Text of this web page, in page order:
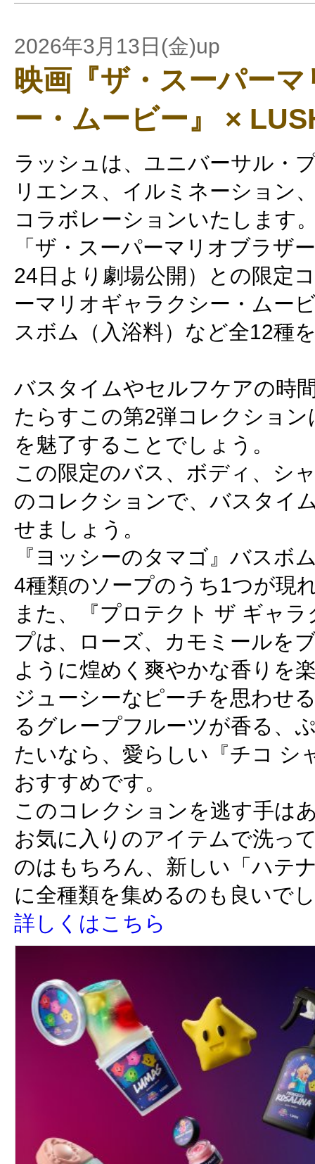
2026年3月13日(金)up
映画『ザ・スーパー
ー・ムービー』 ×
ラッシュは、ユニバーサル・
リエンス、イルミネーション
コラボレーションいたします
「ザ・スーパーマリオブラザ
24日より劇場公開）との限定
ーマリオギャラクシー・ムー
スボム（入浴料）など全12種
バスタイムやセルフケアの時
たらすこの第2弾コレクショ
を魅了することでしょう。
この限定のバス、ボディ、シ
のコレクションで、バスタイ
せましょう。
『ヨッシーのタマゴ』バスボ
4種類のソープのうち1つが現
また、『プロテクト ザ ギャ
プは、ローズ、カモミールを
ように煌めく爽やかな香りを
ジューシーなピーチを思わせ
るグレープフルーツが香る、
たいなら、愛らしい『チコ シ
おすすめです。
このコレクションを逃す手は
お気に入りのアイテムで洗っ
のはもちろん、新しい「ハテ
に全種類を集めるのも良いで
詳しくはこちら